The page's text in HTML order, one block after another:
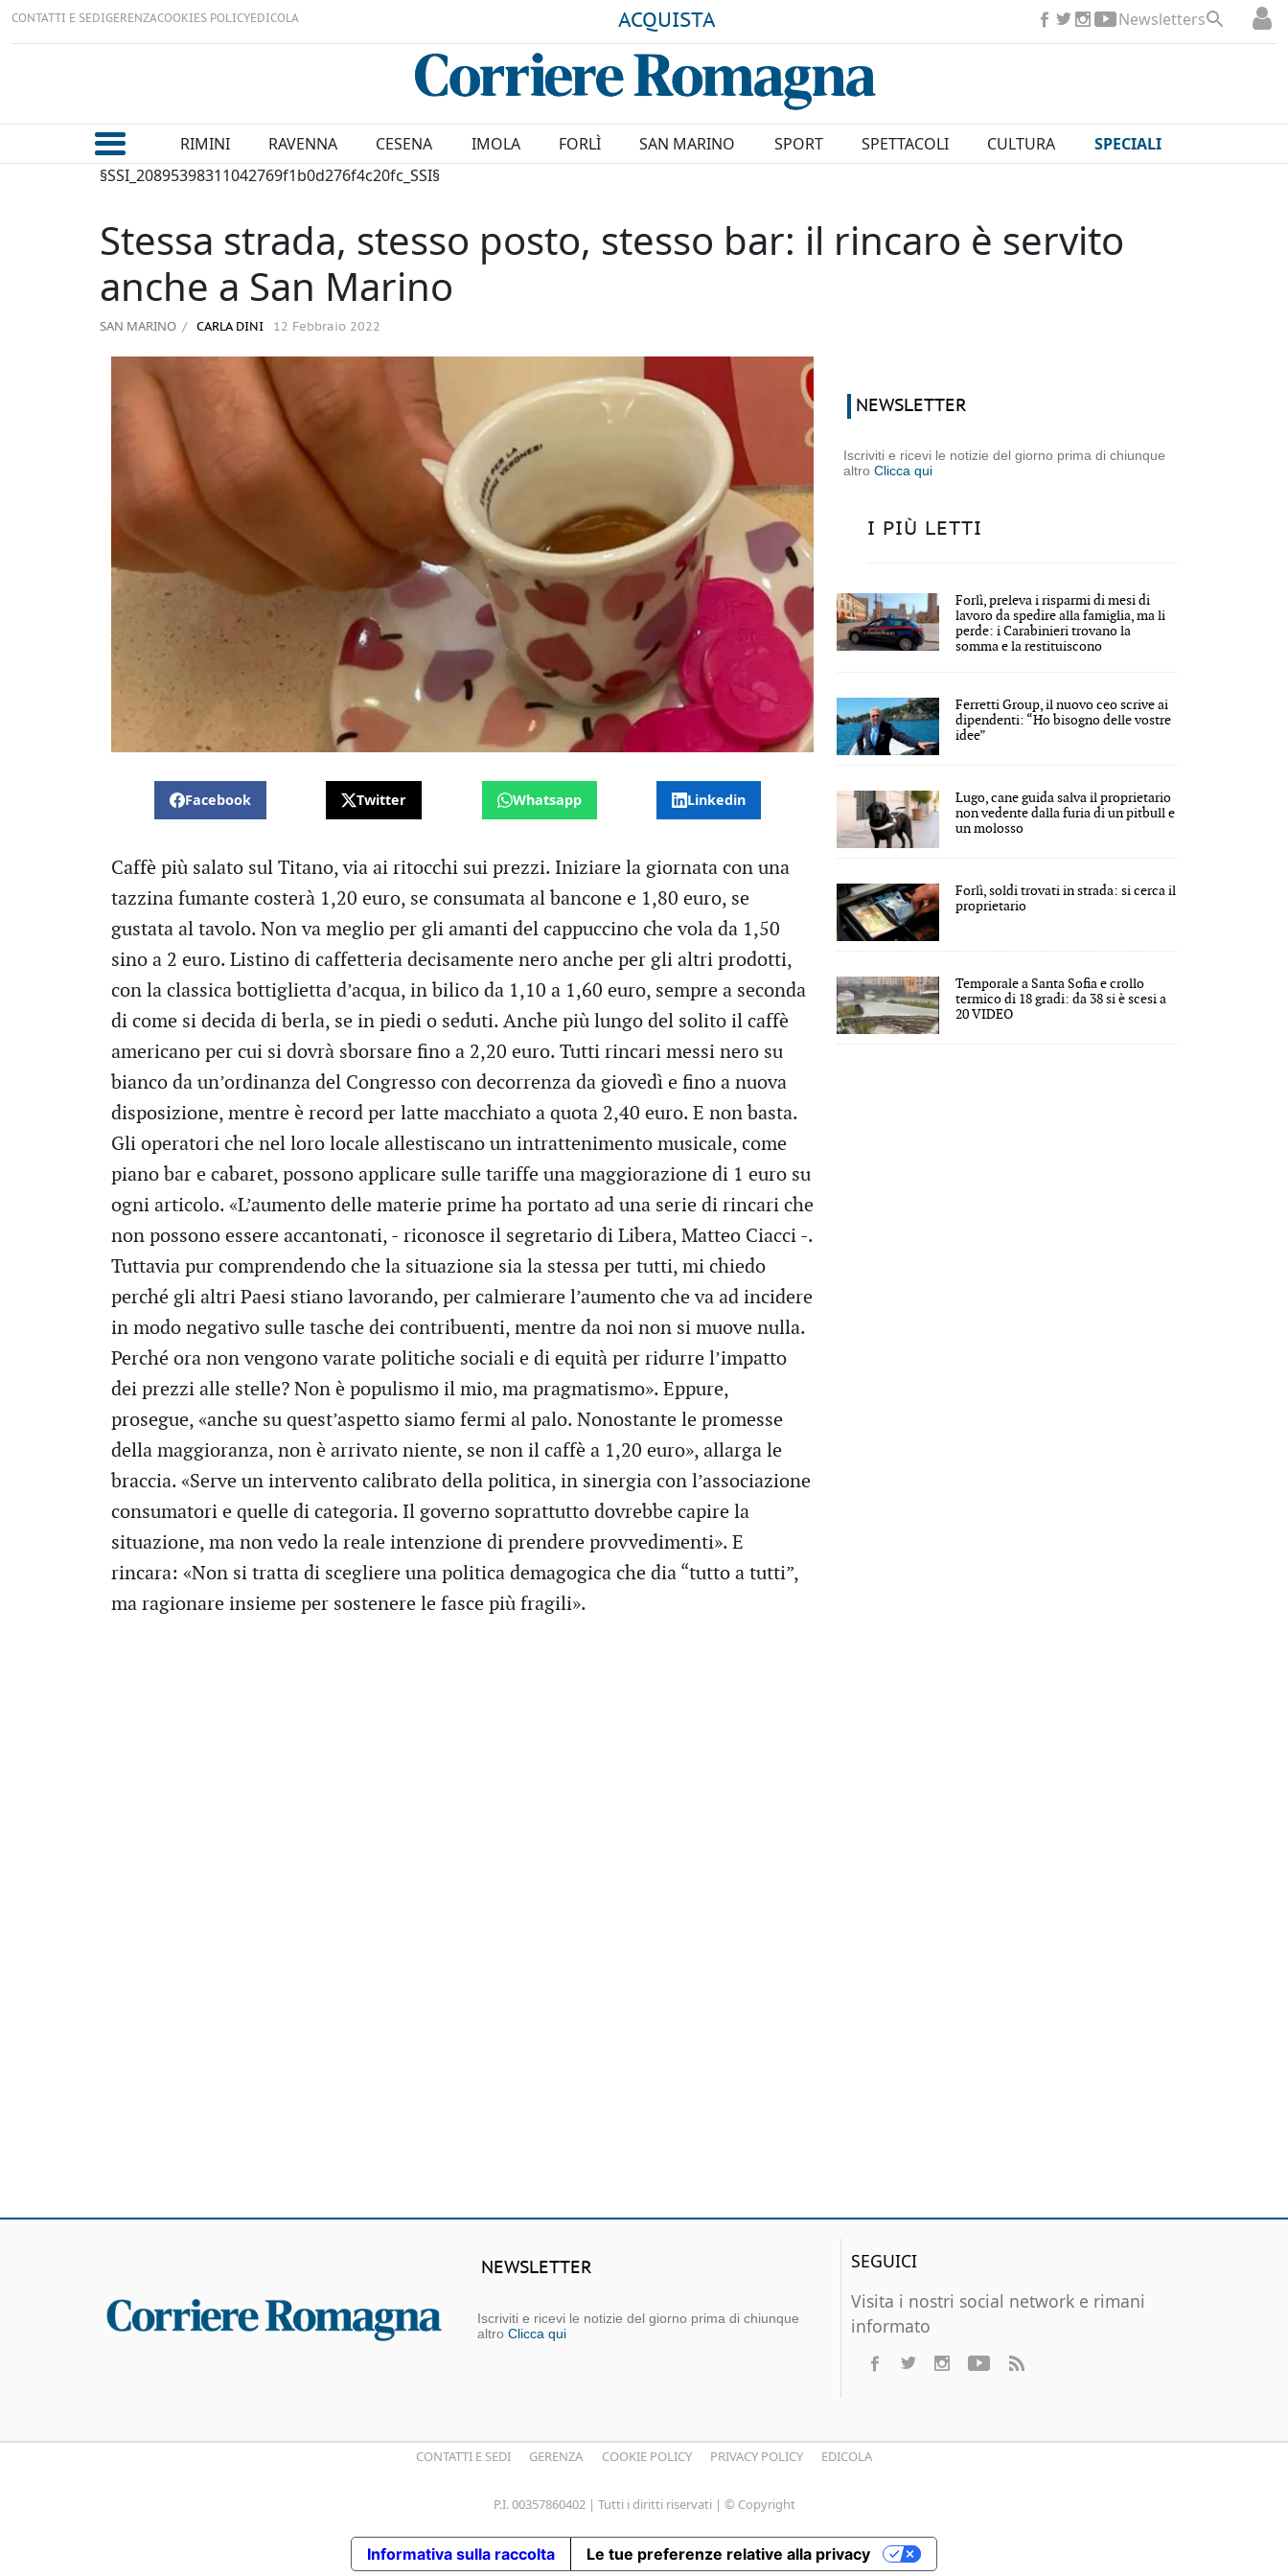
CONTATTI E SEDIGERENZACOOKIES POLICYEDICOLA ACQUISTA Newsletters
RIMINI RAVENNA CESENA IMOLA FORLÌ SAN MARINO SPORT SPETTACOLI CULTURA
SPECIALI
§SSI_20895398311042769f1b0d276f4c20fc_SSI§
Stessa strada, stesso posto, stesso bar: il rincaro è servito
anche a San Marino
SAN MARINO CARLA DINI 12 Febbraio 2022
Facebook Twitter Whatsapp Linkedin
Caffè più salato sul Titano, via ai ritocchi sui prezzi. Iniziare la giornata con una
tazzina fumante costerà 1,20 euro, se consumata al bancone e 1,80 euro, se
gustata al tavolo. Non va meglio per gli amanti del cappuccino che vola da 1,50
sino a 2 euro. Listino di caffetteria decisamente nero anche per gli altri prodotti,
con la classica bottiglietta d’acqua, in bilico da 1,10 a 1,60 euro, sempre a seconda
di come si decida di berla, se in piedi o seduti. Anche più lungo del solito il caffè
americano per cui si dovrà sborsare fino a 2,20 euro. Tutti rincari messi nero su
bianco da un’ordinanza del Congresso con decorrenza da giovedì e fino a nuova
disposizione, mentre è record per latte macchiato a quota 2,40 euro. E non basta.
Gli operatori che nel loro locale allestiscano un intrattenimento musicale, come
piano bar e cabaret, possono applicare sulle tariffe una maggiorazione di 1 euro su
ogni articolo. «L’aumento delle materie prime ha portato ad una serie di rincari che
non possono essere accantonati, - riconosce il segretario di Libera, Matteo Ciacci -.
Tuttavia pur comprendendo che la situazione sia la stessa per tutti, mi chiedo
perché gli altri Paesi stiano lavorando, per calmierare l’aumento che va ad incidere
in modo negativo sulle tasche dei contribuenti, mentre da noi non si muove nulla.
Perché ora non vengono varate politiche sociali e di equità per ridurre l’impatto
dei prezzi alle stelle? Non è populismo il mio, ma pragmatismo». Eppure,
prosegue, «anche su quest’aspetto siamo fermi al palo. Nonostante le promesse
della maggioranza, non è arrivato niente, se non il caffè a 1,20 euro», allarga le
braccia. «Serve un intervento calibrato della politica, in sinergia con l’associazione
consumatori e quelle di categoria. Il governo soprattutto dovrebbe capire la
situazione, ma non vedo la reale intenzione di prendere provvedimenti». E
rincara: «Non si tratta di scegliere una politica demagogica che dia “tutto a tutti”,
ma ragionare insieme per sostenere le fasce più fragili».
NEWSLETTER
Iscriviti e ricevi le notizie del giorno prima di chiunque
altroClicca qui
I PIÙ LETTI
Forlì, preleva i risparmi di mesi di
lavoro da spedire alla famiglia, ma li
perde: i Carabinieri trovano la
somma e la restituiscono
Ferretti Group, il nuovo ceo scrive ai
dipendenti: “Ho bisogno delle vostre
idee”
Lugo, cane guida salva il proprietario
non vedente dalla furia di un pitbull e
un molosso
Forlì, soldi trovati in strada: si cerca il
proprietario
Temporale a Santa Sofia e crollo
termico di 18 gradi: da 38 si è scesi a
20 VIDEO
NEWSLETTER
Iscriviti e ricevi le notizie del giorno prima di chiunque
altro Clicca qui
SEGUICI
Visita i nostri social network e rimani
informato
CONTATTI E SEDI GERENZA COOKIE POLICY PRIVACY POLICY EDICOLA
P.I. 00357860402 | Tutti i diritti riservati | © Copyright
Informativa sulla raccolta Le tue preferenze relative alla privacy